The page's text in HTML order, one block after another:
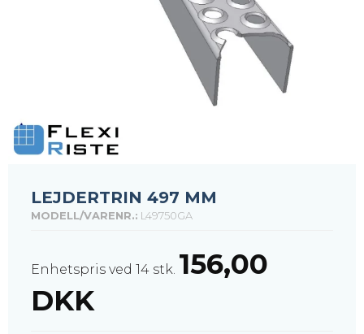
LEJDERTRIN 497 MM
MODELL/VARENR.: L49750GA
Enhetspris ved 14 stk. 156,00
DKK